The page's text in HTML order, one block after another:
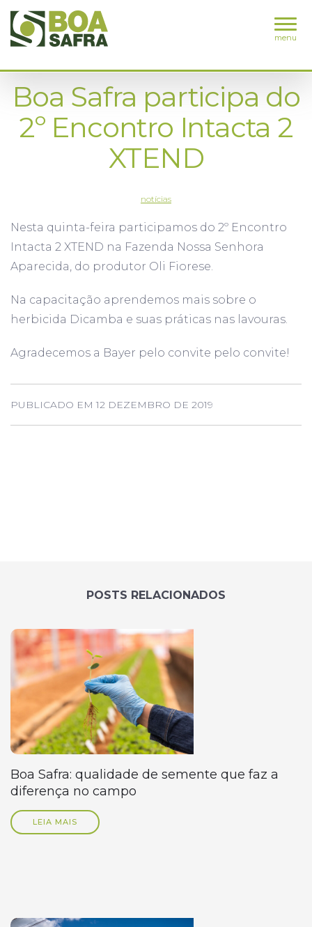
menu
Boa Safra participa do
2º Encontro Intacta 2
XTEND
notícias
Nesta quinta-feira participamos do 2º Encontro
Intacta 2 XTEND na Fazenda Nossa Senhora
Aparecida, do produtor Oli Fiorese.
Na capacitação aprendemos mais sobre o
herbicida Dicamba e suas práticas nas lavouras.
Agradecemos a Bayer pelo convite pelo convite!
PUBLICADO EM 12 DEZEMBRO DE 2019
POSTS RELACIONADOS
Boa Safra: qualidade de semente que faz a
diferença no campo
LEIA MAIS